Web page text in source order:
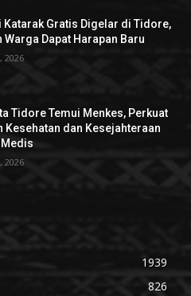
Katarak Gratis Digelar di Tidore,
Warga Dapat Harapan Baru
2026
Tidore Temui Menkes, Perkuat
Kesehatan dan Kesejahteraan
2026
1939
826